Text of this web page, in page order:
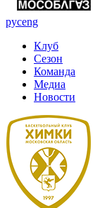
русeng
Клуб
Сезон
Команда
Медиа
Новости